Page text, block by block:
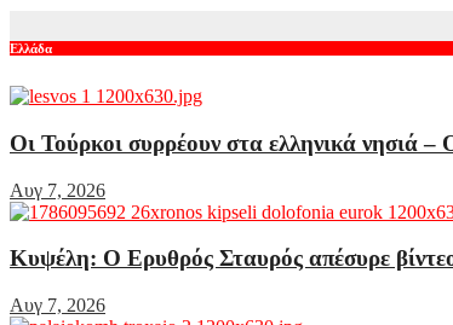
Ελλάδα
Οι Τούρκοι συρρέουν στα ελληνικά νησιά –
Αυγ 7, 2026
Κυψέλη: Ο Ερυθρός Σταυρός απέσυρε
Αυγ 7, 2026